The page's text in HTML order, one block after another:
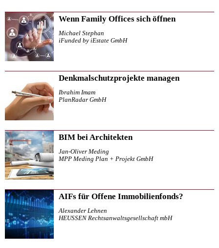
Wenn Family Offices sich öffnen
Michael Stephan
iFunded by iEstate GmbH
Denkmalschutzprojekte managen
Ibrahim Imam
PlanRadar GmbH
BIM bei Architekten
Jan-Oliver Meding
MPP Meding Plan + Projekt GmbH
AIFs für Offene Immobilienfonds?
Alexander Lehnen
HEUSSEN Rechtsanwaltsgesellschaft mbH